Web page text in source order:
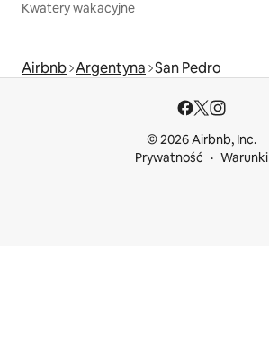
Kwatery wakacyjne
Airbnb Argentyna San Pedro
© 2026 Airbnb, Inc.
Prywatność
Warunki